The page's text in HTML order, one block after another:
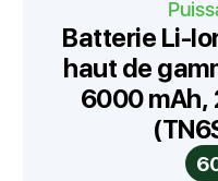
Batterie Li-
haut de
6000 mAh,